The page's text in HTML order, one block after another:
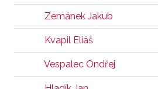
Zemánek Jakub
Kvapil Eliáš
Vespalec Ondřej